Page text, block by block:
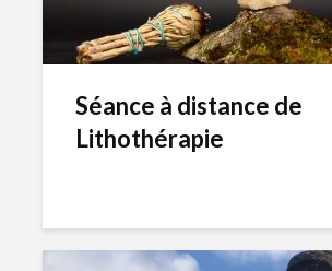
Séance à distance de
Lithothérapie